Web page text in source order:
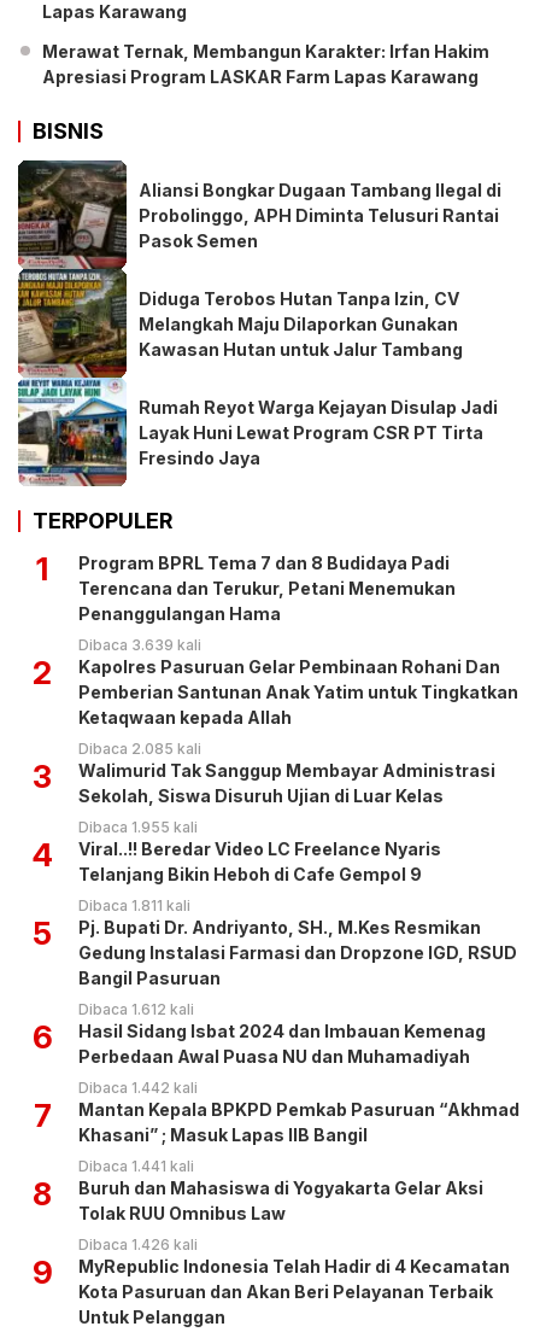
Lapas Karawang
Merawat Ternak, Membangun Karakter: Irfan Hakim
Apresiasi Program LASKAR Farm Lapas Karawang
BISNIS
Aliansi Bongkar Dugaan Tambang Ilegal di
Probolinggo, APH Diminta Telusuri Rantai
Pasok Semen
Diduga Terobos Hutan Tanpa Izin, CV
Melangkah Maju Dilaporkan Gunakan
Kawasan Hutan untuk Jalur Tambang
Rumah Reyot Warga Kejayan Disulap Jadi
Layak Huni Lewat Program CSR PT Tirta
Fresindo Jaya
TERPOPULER
1
Program BPRL Tema 7 dan 8 Budidaya Padi
Terencana dan Terukur, Petani Menemukan
Penanggulangan Hama
Dibaca 3.639 kali
2
Kapolres Pasuruan Gelar Pembinaan Rohani Dan
Pemberian Santunan Anak Yatim untuk Tingkatkan
Ketaqwaan kepada Allah
Dibaca 2.085 kali
3
Walimurid Tak Sanggup Membayar Administrasi
Sekolah, Siswa Disuruh Ujian di Luar Kelas
Dibaca 1.955 kali
4
Viral..!! Beredar Video LC Freelance Nyaris
Telanjang Bikin Heboh di Cafe Gempol 9
Dibaca 1.811 kali
5
Pj. Bupati Dr. Andriyanto, SH., M.Kes Resmikan
Gedung Instalasi Farmasi dan Dropzone IGD, RSUD
Bangil Pasuruan
Dibaca 1.612 kali
6
Hasil Sidang Isbat 2024 dan Imbauan Kemenag
Perbedaan Awal Puasa NU dan Muhamadiyah
Dibaca 1.442 kali
7
Mantan Kepala BPKPD Pemkab Pasuruan “Akhmad
Khasani” ; Masuk Lapas IIB Bangil
Dibaca 1.441 kali
8
Buruh dan Mahasiswa di Yogyakarta Gelar Aksi
Tolak RUU Omnibus Law
Dibaca 1.426 kali
9
MyRepublic Indonesia Telah Hadir di 4 Kecamatan
Kota Pasuruan dan Akan Beri Pelayanan Terbaik
Untuk Pelanggan